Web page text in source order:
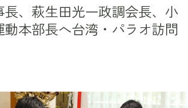
、萩生田光一政調会長、小
本部長へ台湾・パラオ訪問